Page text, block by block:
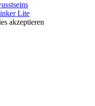
Lite
akzeptieren